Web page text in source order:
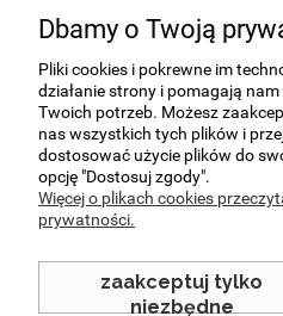
Dla
Nasza firma nie istnieje
lat
Dbamy o Twoją
Pliki cookies i pokrewne im
działanie strony i pomagają
Twoich potrzeb. Możesz
nas wszystkich tych plików i
dostosować użycie plików do
opcję "Dostosuj zgody".
Więcej o plikach cookies
prywatności.
zaakceptuj tylko
niezbędne